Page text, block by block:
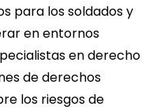
para los soldados y
en entornos
en derecho
de derechos
los riesgos de